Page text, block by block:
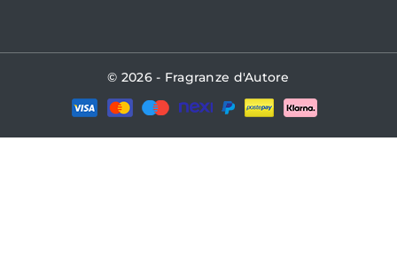
© 2026 - Fragranze d'Autore